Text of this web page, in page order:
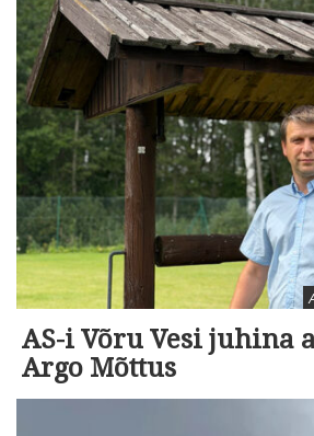
AS-i Võru Vesi juhina
Argo Mõttus